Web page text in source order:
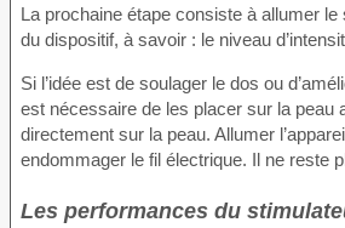
La prochaine étape consiste à allumer
du dispositif, à savoir : le niveau
Si l’idée est de soulager le dos ou
est nécessaire de les placer sur la peau
directement sur la peau. Allumer
endommager le fil électrique. Il ne reste
Les performances du